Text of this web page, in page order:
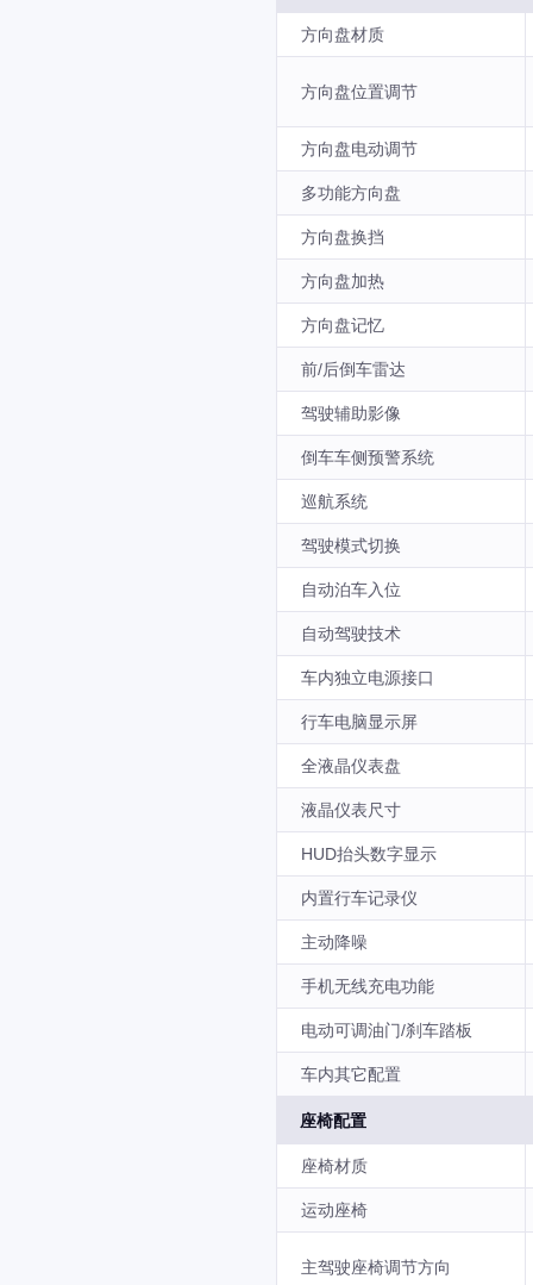
方向盘材质
方向盘位置调节
方向盘电动调节
多功能方向盘
方向盘换挡
方向盘加热
方向盘记忆
前/后倒车雷达
驾驶辅助影像
倒车车侧预警系统
巡航系统
驾驶模式切换
自动泊车入位
自动驾驶技术
车内独立电源接口
行车电脑显示屏
全液晶仪表盘
液晶仪表尺寸
HUD抬头数字显示
内置行车记录仪
主动降噪
手机无线充电功能
电动可调油门/刹车踏板
车内其它配置
座椅配置
座椅材质
运动座椅
主驾驶座椅调节方向